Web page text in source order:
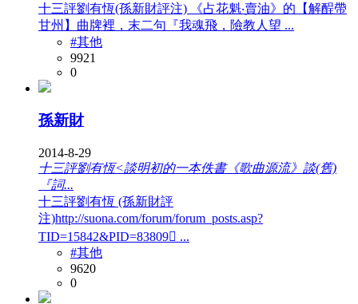
十三評劉有恆(孫新財評注) 《占花魁‧賣油》的【解酲帶
甘州】曲牌裡，末二句『我魂飛，險教人望 ...
#其他
9921
0
孫新財
2014-8-29
十三評劉有恆<談明初的一本佚書《歌曲源流》談(舊)
『詞...
十三評劉有恆 (孫新財評
注)http://suona.com/forum/forum_posts.asp?
TID=15842&PID=83809𔝡 ...
#其他
9620
0